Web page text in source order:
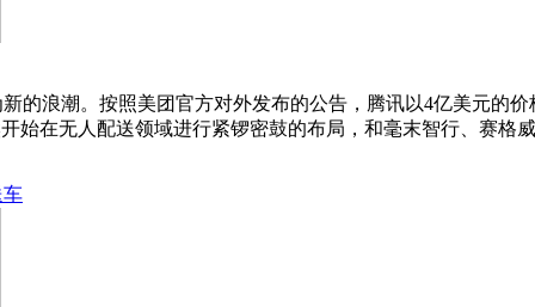
的浪潮。按照美团官方对外发布的公告，腾讯以4亿美元的
始在无人配送领域进行紧锣密鼓的布局，和毫末智行、赛
车